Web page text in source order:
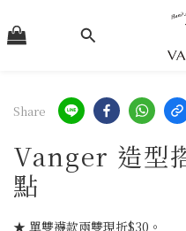
Share
Vanger 造型
點
★ 單雙襪款兩雙現折$30。